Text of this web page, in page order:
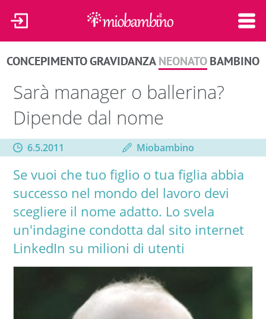
CONCEPIMENTOGRAVIDANZA NEONATO BAMBINO
Sarà manager o ballerina?
Dipende dal nome
6.5.2011 Miobambino
Se vuoi che tuo figlio o tua figlia abbia
successo nel mondo del lavoro devi
scegliere il nome adatto. Lo svela
un'indagine condotta dal sito internet
LinkedIn su milioni di utenti